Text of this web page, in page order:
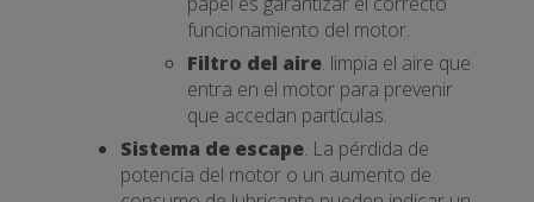
funcionamiento del motor.
Filtro del aire. limpia el aire que
entra en el motor para prevenir
que accedan partículas.
Sistema de escape. La pérdida de
potencia del motor o un aumento de